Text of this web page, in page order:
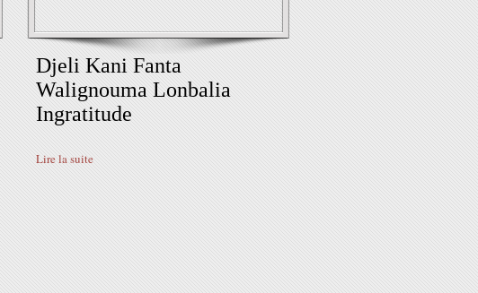
Djeli Kani Fanta
Walignouma Lonbalia
Ingratitude
Lire la suite